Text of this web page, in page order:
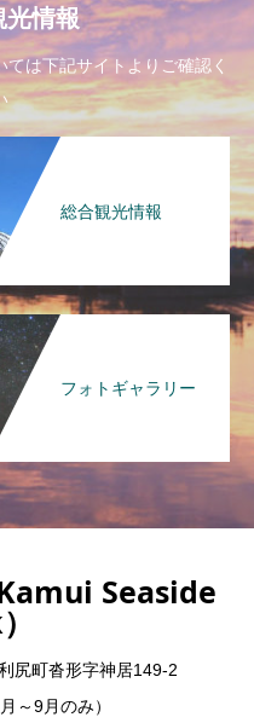
光情報
は下記サイトよりご確認く
総合観光情報
フォトギャラリー
Seaside
尻町沓形字神居149-2
～9月のみ）